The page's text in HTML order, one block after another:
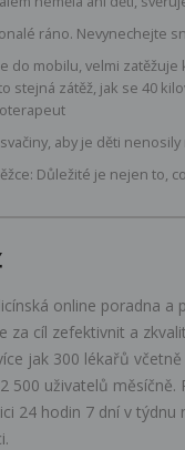
ráno. Nevynechejte
do mobilu, velmi zatěžuje
stejná zátěž, jak se 40
aby je děti
Důležité je nejen to,
online poradna a
za cíl zefektivnit a
jak 300 lékařů
500 uživatelů měsíčně.
24 hodin 7 dní v týdnu